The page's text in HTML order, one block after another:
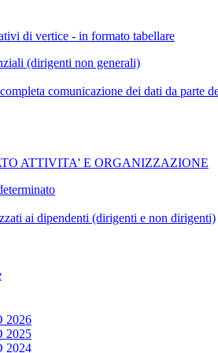
di vertice - in formato tabellare
(dirigenti non generali)
comunicazione dei dati da parte
ATTIVITA' E ORGANIZZAZIONE
ai dipendenti (dirigenti e non dirigenti)
2026
2025
2024